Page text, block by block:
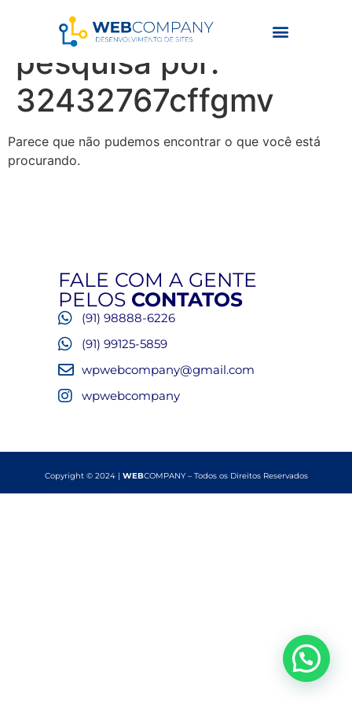
Resultados da
pesquisa por:
32432767cffgmv
Parece que não pudemos encontrar o que você está
procurando.
FALE COM A GENTE
PELOS CONTATOS
(91) 98888-6226
(91) 99125-5859
wpwebcompany@gmail.com
wpwebcompany
Copyright © 2024 | WEBCOMPANY – Todos os Direitos Reservados